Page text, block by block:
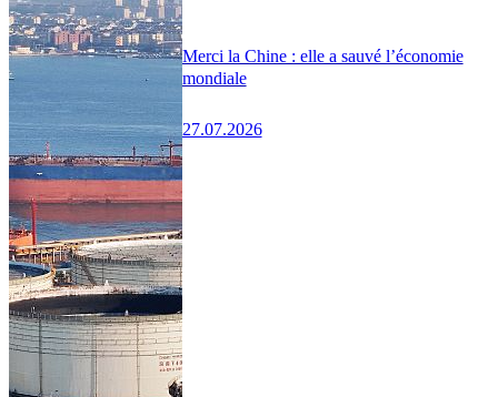
Merci la Chine : elle a sauvé l’économie
mondiale
27.07.2026